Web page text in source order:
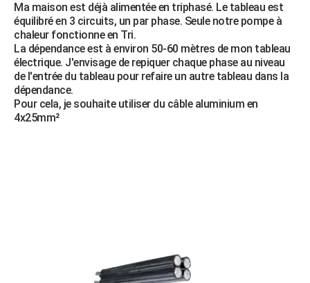
GUIDES D'ACHAT
BONS PLANS
CARTE DE VOEUX
Carte de Noël
Carte Bonne année
Carte Saint-Valentin
Carte Pâques
Carte d'anniversaire
DICTIONNAIRE
Ma maison est déjà alimentée en triphasé. Le tableau est
équilibré en 3 circuits, un par phase. Seule notre pompe à
chaleur fonctionne en Tri.
La dépendance est à environ 50-60 mètres de mon tableau
électrique. J'envisage de repiquer chaque phase au niveau
de l'entrée du tableau pour refaire un autre tableau dans la
dépendance.
Pour cela, je souhaite utiliser du câble aluminium en
4x25mm²